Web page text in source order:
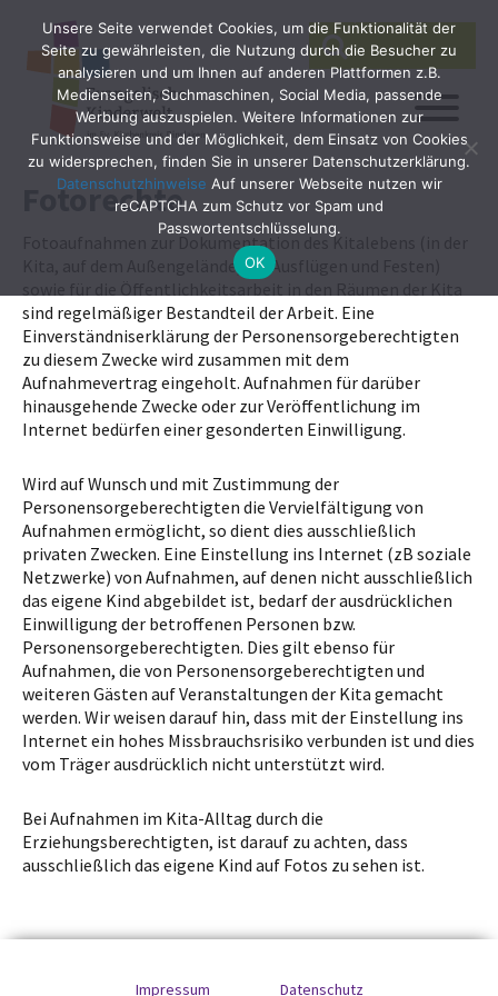
Search
for:
SEARCH
Fotorechte
Fotoaufnahmen zur Dokumentation des Kitalebens (in der
Kita, auf dem Außengelände, bei Ausflügen und Festen)
sind regelmäßiger Bestandteil der Arbeit. Eine
Einverständniserklärung der Personensorgeberechtigten
zu diesem Zwecke wird zusammen mit dem
Aufnahmevertrag eingeholt. Aufnahmen für darüber
hinausgehende Zwecke oder zur Veröffentlichung im
Internet bedürfen einer gesonderten Einwilligung.
Wird auf Wunsch und mit Zustimmung der
Personensorgeberechtigten die Vervielfältigung von
Aufnahmen ermöglicht, so dient dies ausschließlich
privaten Zwecken. Eine Einstellung ins Internet (zB soziale
Netzwerke) von Aufnahmen, auf denen nicht ausschließlich
das eigene Kind abgebildet ist, bedarf der ausdrücklichen
Einwilligung der betroffenen Personen bzw.
Personensorgeberechtigten. Dies gilt ebenso für
Aufnahmen, die von Personensorgeberechtigten und
weiteren Gästen auf Veranstaltungen der Kita gemacht
werden. Wir weisen darauf hin, dass mit der Einstellung ins
Internet ein hohes Missbrauchsrisiko verbunden ist und dies
vom Träger ausdrücklich nicht unterstützt wird.
Bei Aufnahmen im Kita-Alltag durch die
Erziehungsberechtigten, ist darauf zu achten, dass
ausschließlich das eigene Kind auf Fotos zu sehen ist.
Impressum Datenschutz
Unsere Seite verwendet Cookies, um die Funktionalität der
Seite zu gewährleisten, die Nutzung durch die Besucher zu
analysieren und um Ihnen auf anderen Plattformen z.B.
Medienseiten, Suchmaschinen, Social Media, passende
Werbung auszuspielen. Weitere Informationen zur
Funktionsweise und der Möglichkeit, dem Einsatz von Cookies
zu widersprechen, finden Sie in unserer Datenschutzerklärung.
Datenschutzhinweise Auf unserer Webseite nutzen wir
reCAPTCHA zum Schutz vor Spam und
Passwortentschlüsselung.
OK